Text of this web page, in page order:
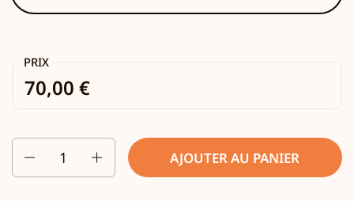
PRIX
70,00 €
AJOUTER AU PANIER